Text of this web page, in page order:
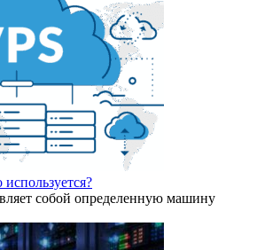
собой определенную машину